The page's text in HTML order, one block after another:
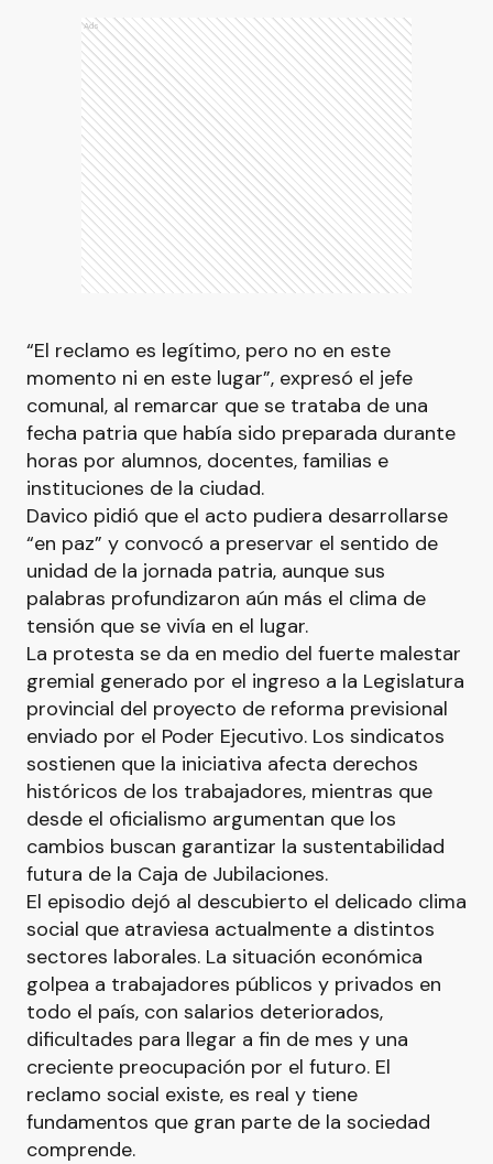
Ads
“El reclamo es legítimo, pero no en este
momento ni en este lugar”, expresó el jefe
comunal, al remarcar que se trataba de una
fecha patria que había sido preparada durante
horas por alumnos, docentes, familias e
instituciones de la ciudad.
Davico pidió que el acto pudiera desarrollarse
“en paz” y convocó a preservar el sentido de
unidad de la jornada patria, aunque sus
palabras profundizaron aún más el clima de
tensión que se vivía en el lugar.
La protesta se da en medio del fuerte malestar
gremial generado por el ingreso a la Legislatura
provincial del proyecto de reforma previsional
enviado por el Poder Ejecutivo. Los sindicatos
sostienen que la iniciativa afecta derechos
históricos de los trabajadores, mientras que
desde el oficialismo argumentan que los
cambios buscan garantizar la sustentabilidad
futura de la Caja de Jubilaciones.
El episodio dejó al descubierto el delicado clima
social que atraviesa actualmente a distintos
sectores laborales. La situación económica
golpea a trabajadores públicos y privados en
todo el país, con salarios deteriorados,
dificultades para llegar a fin de mes y una
creciente preocupación por el futuro. El
reclamo social existe, es real y tiene
fundamentos que gran parte de la sociedad
comprende.